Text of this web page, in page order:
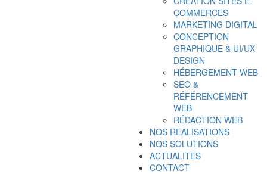
COMMERCES
MARKETING DIGITAL
CONCEPTION
GRAPHIQUE & UI/UX
DESIGN
HÉBERGEMENT WEB
SEO &
RÉFÉRENCEMENT
WEB
RÉDACTION WEB
NOS REALISATIONS
NOS SOLUTIONS
ACTUALITES
CONTACT